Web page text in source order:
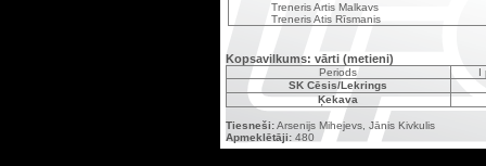
Treneris Artis Malkavs
Treneris Atis Rīsmanis
Kopsavilkums: vārti (metieni)
Periods
I
SK Cēsis/Lekrings
Ķekava
Tiesneši:Arsenijs Mihejevs, Jānis Kivkulis
Apmeklētāji: 480